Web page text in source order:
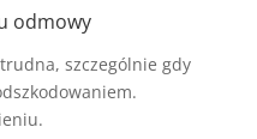
odmowy
szczególnie gdy